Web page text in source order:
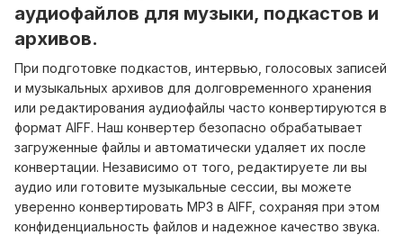
аудиофайлов для музыки, подкастов и
архивов.
При подготовке подкастов, интервью, голосовых записей
и музыкальных архивов для долговременного хранения
или редактирования аудиофайлы часто конвертируются в
формат AIFF. Наш конвертер безопасно обрабатывает
загруженные файлы и автоматически удаляет их после
конвертации. Независимо от того, редактируете ли вы
аудио или готовите музыкальные сессии, вы можете
уверенно конвертировать MP3 в AIFF, сохраняя при этом
конфиденциальность файлов и надежное качество звука.